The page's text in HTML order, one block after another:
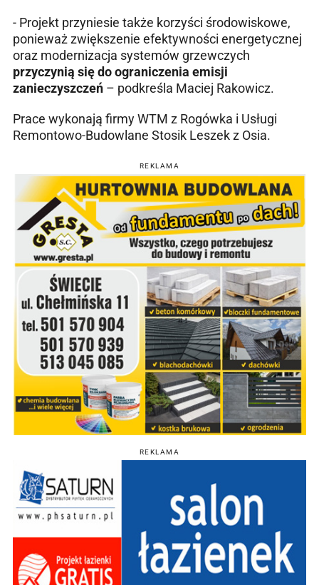
- Projekt przyniesie także korzyści środowiskowe,
ponieważ zwiększenie efektywności energetycznej
oraz modernizacja systemów grzewczych
przyczynią się do ograniczenia emisji
zanieczyszczeń – podkreśla Maciej Rakowicz.
Prace wykonają firmy WTM z Rogówka i Usługi
Remontowo-Budowlane Stosik Leszek z Osia.
REKLAMA
REKLAMA